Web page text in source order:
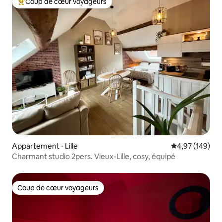
Coups de cœur voyageurs les plus appréciés
Appartement ⋅ Lille Évaluation
4,97 (149)
Charmant studio 2pers. Vieux-Lille, cosy, équipé
Coup de cœur voyageurs
Coup de cœur voyageurs